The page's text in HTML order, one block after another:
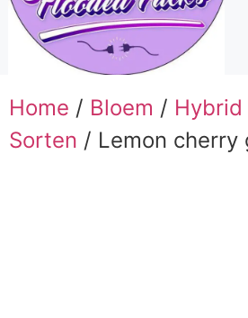
Home / Bloem / Hybrid
Sorten / Lemon cherry